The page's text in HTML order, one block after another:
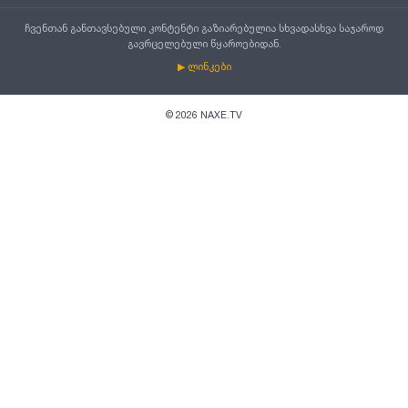
ჩვენთან განთავსებული კონტენტი გაზიარებულია სხვადასხვა საჯაროდ
გავრცელებული წყაროებიდან.
▶ ლინკები
© 2026 NAXE.TV